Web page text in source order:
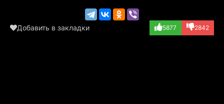
Добавить в закладки 5877 2842